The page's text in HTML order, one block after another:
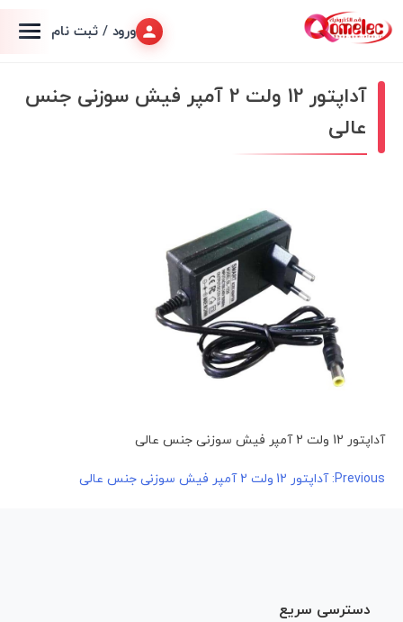
ورود / ثبت نام
آداپتور 12 ولت 2 آمپر فیش سوزنی جنس
عالی
آداپتور 12 ولت 2 آمپر فیش سوزنی جنس عالی
راهبری
Previous: آداپتور 12 ولت 2 آمپر فیش سوزنی جنس عالی
دسترسی سریع